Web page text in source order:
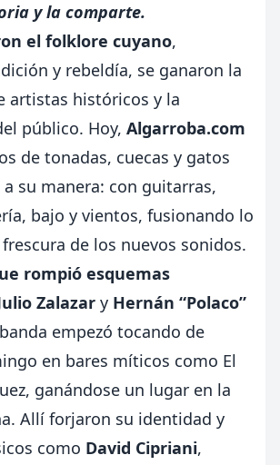
y la comparte.
el folklore cuyano,
y rebeldía, se ganaron la
artistas históricos y la
público. Hoy, Algarroba.com
de tonadas, cuecas y gatos
su manera: con guitarras,
bajo y vientos, fusionando lo
de los nuevos sonidos.
rompió esquemas
Zalazar y Hernán “Polaco”
empezó tocando de
en bares míticos como El
ganándose un lugar en la
Allí forjaron su identidad y
como David Cipriani,